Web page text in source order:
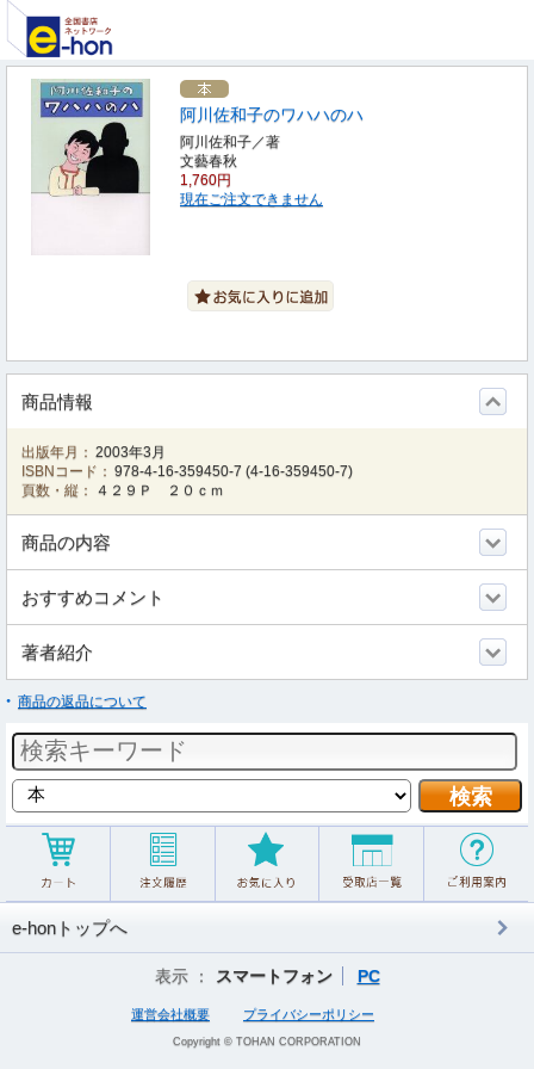
阿川佐和子のワハハのハ
阿川佐和子／著
文藝春秋
1,760円
現在ご注文できません
商品情報
出版年月： 2003年3月
ISBNコード： 978-4-16-359450-7 (4-16-359450-7)
頁数・縦：
４２９Ｐ ２０ｃｍ
商品の内容
おすすめコメント
著者紹介
商品の返品について
e-honトップへ
表示 ： スマートフォン PC
運営会社概要 プライバシーポリシー
Copyright © TOHAN CORPORATION